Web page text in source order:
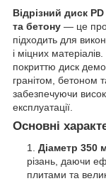
Відрізний диск
та бетону — це
підходить для
і міцних
покриттю диск
гранітом, бетоном
забезпечуючи
експлуатації.
Основні
Діаметр 350
різань, даючи
плитами та